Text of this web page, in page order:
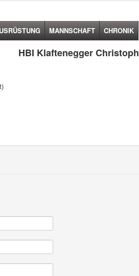
MANNSCHAFT CHRONIK
HBI Klaftenegger Christoph